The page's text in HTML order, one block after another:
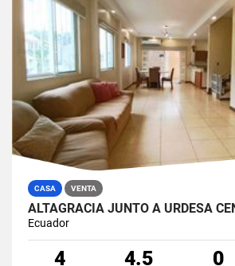
CASA VENTA
Ecuador
4 4.5 0